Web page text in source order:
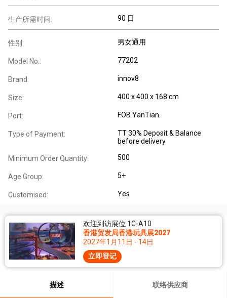
生产所需时间: 90 日
性别: 男女通用
Model No.: 77202
Brand: innov8
Size: 400 x 400 x 168 cm
Port: FOB YanTian
Type of Payment:
TT 30% Deposit & Balance
before delivery
Minimum Order Quantity: 500
Age Group: 5+
Customised: Yes
欢迎到访展位 1C-A10
香港贸发局香港玩具展2027
2027年1月11日 - 14日
立即登记
描述 联络供应商